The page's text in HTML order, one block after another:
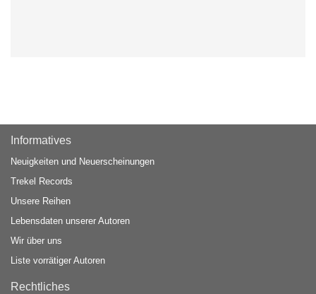
Informatives
Neuigkeiten und Neuerscheinungen
Trekel Records
Unsere Reihen
Lebensdaten unserer Autoren
Wir über uns
Liste vorrätiger Autoren
Rechtliches